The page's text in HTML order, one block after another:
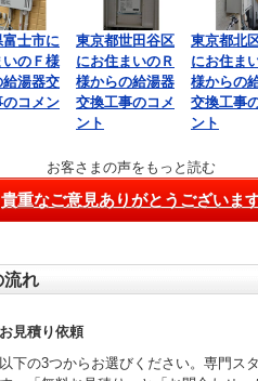
士市に
いのＦ様
給湯器交
のコメン
東京都世田谷区
にお住まいのＲ
様からの給湯器
交換工事のコメ
ント
東京都北
にお住ま
様からの
交換工事
ント
お客さまの声をもっと読む
貴重なご意見ありがとうございま
流れ
見積り依頼
以下の3つからお選びください。専門ス